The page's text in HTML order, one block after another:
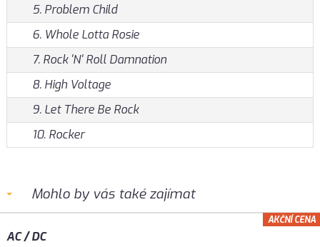
5. Problem Child
6. Whole Lotta Rosie
7. Rock 'N' Roll Damnation
8. High Voltage
9. Let There Be Rock
10. Rocker
Mohlo by vás také zajímat
AC / DC
AKČNÍ CENA